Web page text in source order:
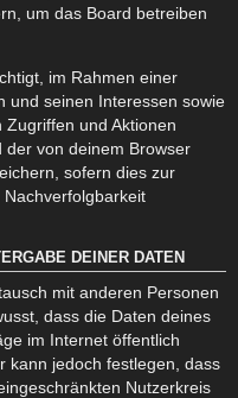
um das Board betreiben
im Rahmen einer
und seinen Interessen sowie
und Aktionen
der von deinem Browser
sofern dies zur
DEINER DATEN
mit anderen Personen
dass die Daten deines
im Internet öffentlich
kann jedoch festlegen, dass
Nutzerkreis